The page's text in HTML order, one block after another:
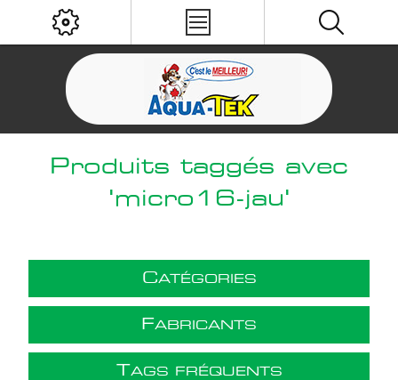
Produits taggés avec
'micro16-jau'
CATÉGORIES
FABRICANTS
TAGS FRÉQUENTS